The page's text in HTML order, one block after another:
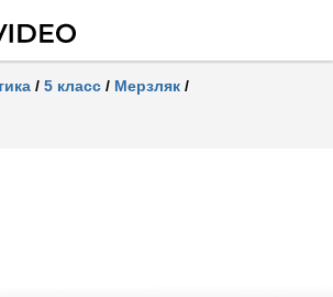
/ 5 класс / Мерзляк /